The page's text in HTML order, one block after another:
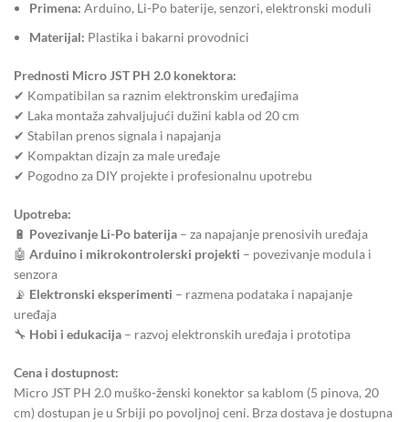
Primena: Arduino, Li-Po baterije, senzori, elektronski moduli
Materijal: Plastika i bakarni provodnici
Prednosti Micro JST PH 2.0 konektora:
✔ Kompatibilan sa raznim elektronskim uređajima
✔ Laka montaža zahvaljujući dužini kabla od 20 cm
✔ Stabilan prenos signala i napajanja
✔ Kompaktan dizajn za male uređaje
✔ Pogodno za DIY projekte i profesionalnu upotrebu
Upotreba:
🔋 Povezivanje Li-Po baterija – za napajanje prenosivih uređaja
🤖 Arduino i mikrokontrolerski projekti – povezivanje modula i
senzora
📡 Elektronski eksperimenti – razmena podataka i napajanje
uređaja
🔧 Hobi i edukacija – razvoj elektronskih uređaja i prototipa
Cena i dostupnost:
Micro JST PH 2.0 muško-ženski konektor sa kablom (5 pinova, 20
cm) dostupan je u Srbiji po povoljnoj ceni. Brza dostava je dostupna